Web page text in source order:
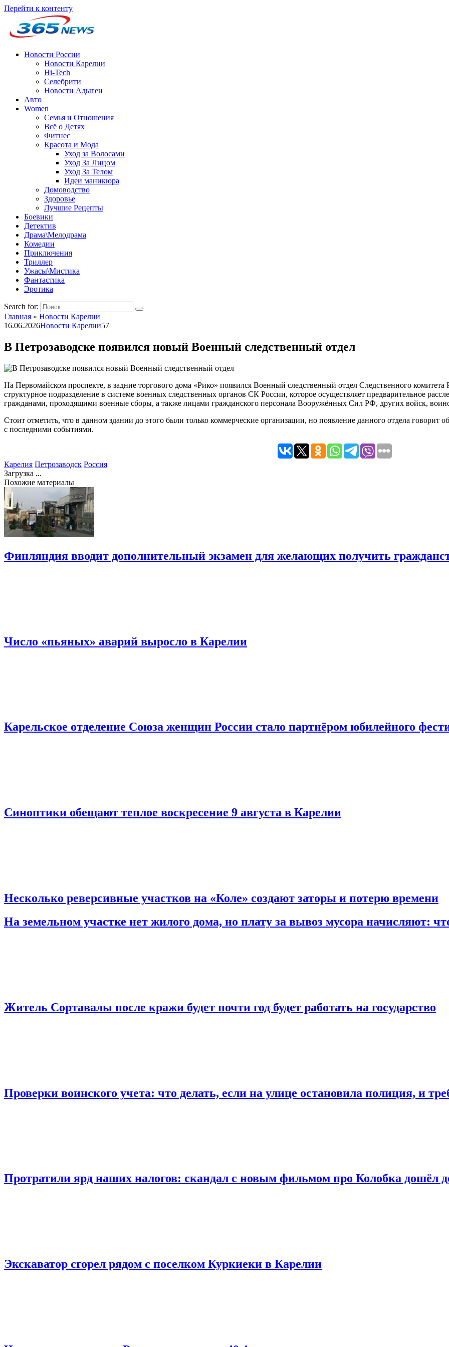
Перейти к контенту
Новости России
Новости Карелии
Hi-Tech
Селебрити
Новости Адыгеи
Авто
Women
Семья и Отношения
Всё о Детях
Фитнес
Красота и Мода
Уход за Волосами
Уход За Лицом
Уход За Телом
Идеи маникюра
Домоводство
Здоровье
Лучшие Рецепты
Боевики
Детектив
Драма\Мелодрама
Комедии
Приключения
Триллер
Ужасы\Мистика
Фантастика
Эротика
Search for:
Главная » Новости Карелии
16.06.2026Новости Карелии57
В Петрозаводске появился новый Военный следственный отдел
На Первомайском проспекте, в задние торгового дома «Рико» появился Военный следственный отдел Следственного
структурное подразделение в системе военных следственных органов СК России, которое осуществляет предварительное
гражданами, проходящими военные сборы, а также лицами гражданского персонала Вооружённых Сил РФ, других войск,
Стоит отметить, что в данном здании до этого были только коммерческие организации, но появление данного отдела говорит
с последними событиями.
Карелия Петрозаводск Россия
Загрузка ...
Похожие материалы
Финляндия вводит дополнительный экзамен для желающих получить
Число «пьяных» аварий выросло в Карелии
Карельское отделение Союза женщин России стало партнёром юбилейного
Синоптики обещают теплое воскресение 9 августа в Карелии
Несколько реверсивные участков на «Коле» создают заторы и потерю времени
На земельном участке нет жилого дома, но плату за вывоз мусора начисляют:
Житель Сортавалы после кражи будет почти год будет работать на государство
Проверки воинского учета: что делать, если на улице остановила полиция, и
Протратили ярд наших налогов: скандал с новым фильмом про Колобка дошёл
Экскаватор сгорел рядом с поселком Куркиеки в Карелии